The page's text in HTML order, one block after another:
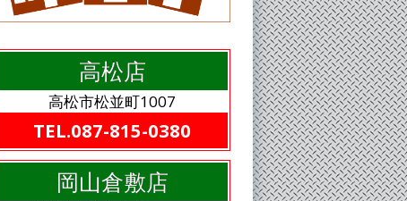
高松店
高松市松並町1007
TEL.087-815-0380
岡山倉敷店